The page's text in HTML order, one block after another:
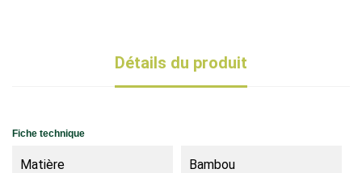
Détails du produit
Fiche technique
Matière Bambou